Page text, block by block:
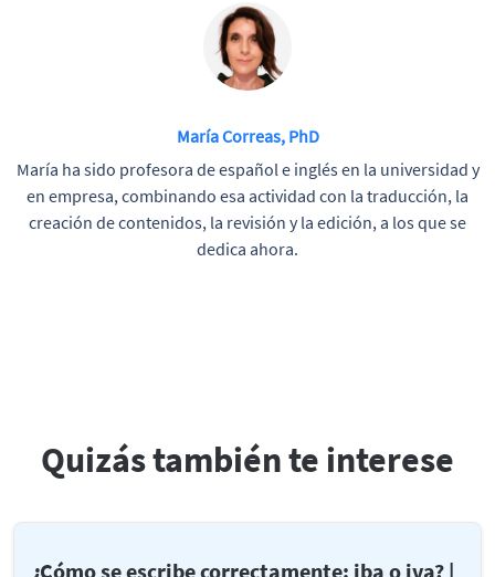
María Correas, PhD
María ha sido profesora de español e inglés en la universidad y
en empresa, combinando esa actividad con la traducción, la
creación de contenidos, la revisión y la edición, a los que se
dedica ahora.
Quizás también te interese
¿Cómo se escribe correctamente: iba o iva? |